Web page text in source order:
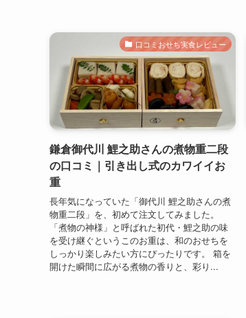
口コミおせち実食レビュー
鎌倉御代川 鯉之助さんの煮物重二段
の口コミ｜引き出し式のカワイイお
重
長年気になっていた「御代川 鯉之助さんの煮
物重二段」を、初めて注文してみました。
「煮物の神様」と呼ばれた初代・鯉之助の味
を受け継ぐというこのお重は、和のおせちを
しっかり楽しみたい方にぴったりです。 箱を
開けた瞬間に広がる煮物の香りと、彩り...